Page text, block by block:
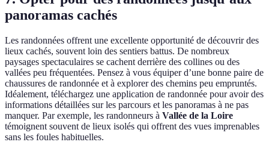
panoramas cachés
Les randonnées offrent une excellente opportunité de découvrir des
lieux cachés, souvent loin des sentiers battus. De nombreux
paysages spectaculaires se cachent derrière des collines ou des
vallées peu fréquentées. Pensez à vous équiper d’une bonne paire de
chaussures de randonnée et à explorer des chemins peu empruntés.
Idéalement, téléchargez une application de randonnée pour avoir des
informations détaillées sur les parcours et les panoramas à ne pas
manquer. Par exemple, les randonneurs à Vallée de la Loire
témoignent souvent de lieux isolés qui offrent des vues imprenables
sans les foules habituelles.